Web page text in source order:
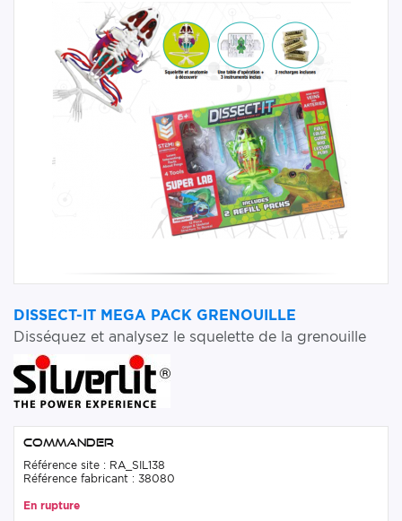
DISSECT-IT MEGA PACK GRENOUILLE
Disséquez et analysez le squelette de la grenouille
Commander
Référence site : RA_SIL138
Référence fabricant : 38080
En rupture